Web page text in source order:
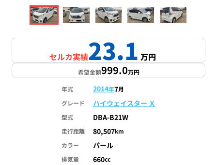
1/18
セルカ実績23.1万円
希望金額999.0万円
年式 2014年7月
グレード
ハイウェイスター Ｘ
型式 DBA-B21W
走行距離 80,507km
カラー
パール
排気量 660cc